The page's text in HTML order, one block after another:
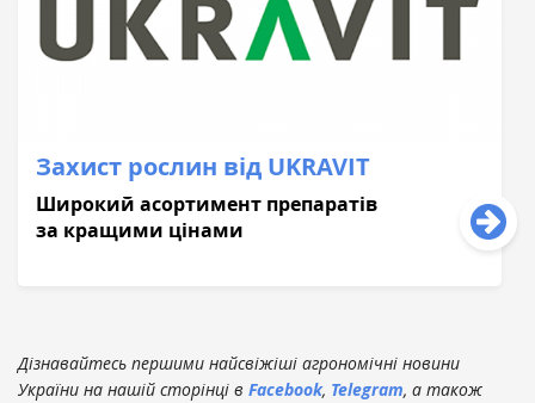
Захист рослин від UKRAVIT
Широкий асортимент препаратів
за кращими цінами
Дізнавайтесь першими найсвіжіші агрономічні новини
України на нашій сторінці в Facebook, Telegram, а також